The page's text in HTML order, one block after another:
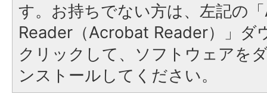
す。お持ちでない方は、左記の
Reader（Acrobat Reader）」ダ
クリックして、ソフトウェアを
ンストールしてください。